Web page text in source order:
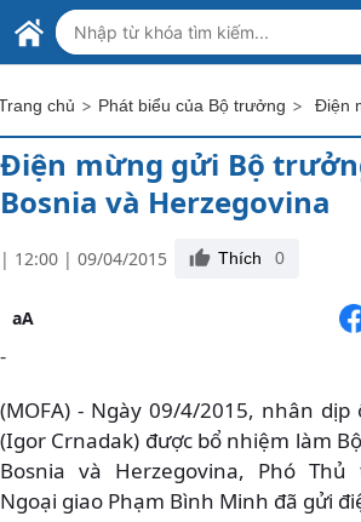
Skip to Main Content
BỘ NGOẠI GIAO VIỆT NAM
MINISTRY OF FOREIGN AFFAIRS
chủ > Phát biểu của Bộ trưởng >
Điện mừng gửi Bộ
Bosnia và Herzegovina
| 12:00 | 09/04/2015 Thích 0
aA
-
(MOFA) - Ngày 09/4/2015, nhân dịp
(Igor Crnadak) được bổ nhiệm làm
Bosnia và Herzegovina, Phó
Ngoại giao Phạm Bình Minh đã gửi